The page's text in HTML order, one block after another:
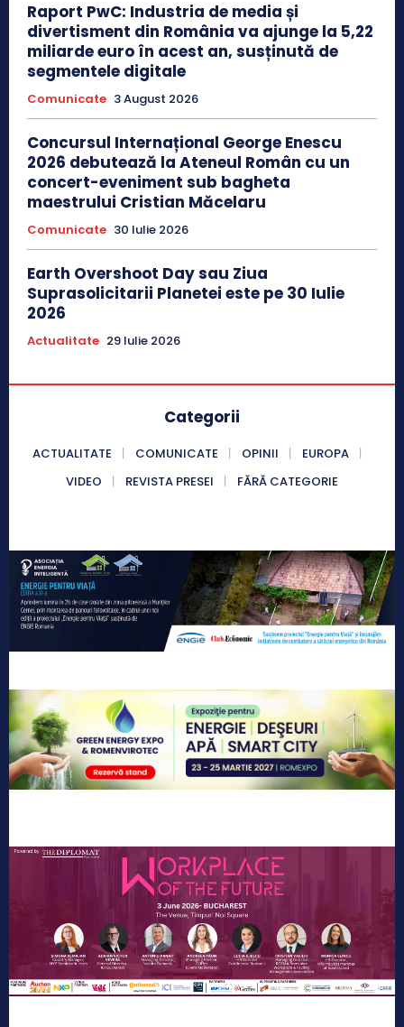
Raport PwC: Industria de media și
divertisment din România va ajunge la 5,22
miliarde euro în acest an, susținută de
segmentele digitale
Comunicate 3 August 2026
Concursul Internațional George Enescu
2026 debutează la Ateneul Român cu un
concert-eveniment sub bagheta
maestrului Cristian Măcelaru
Comunicate 30 Iulie 2026
Earth Overshoot Day sau Ziua
Suprasolicitarii Planetei este pe 30 Iulie
2026
Actualitate 29 Iulie 2026
Categorii
ACTUALITATE COMUNICATE OPINII
EUROPA
VIDEO
REVISTA PRESEI FĂRĂ CATEGORIE